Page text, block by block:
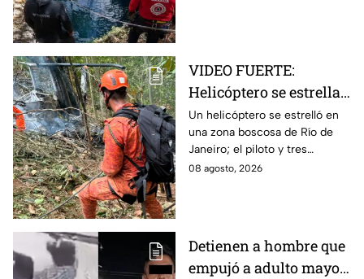
VIDEO FUERTE:
Helicóptero se estrella
y deja cuatro muertos
en Río de Janeiro; así
se vieron las llamas
Un helicóptero se estrelló en
una zona boscosa de Río de
Janeiro; el piloto y tres
mujeres murieron tras el
08 agosto, 2026
Detienen a hombre que
empujó a adulto mayor